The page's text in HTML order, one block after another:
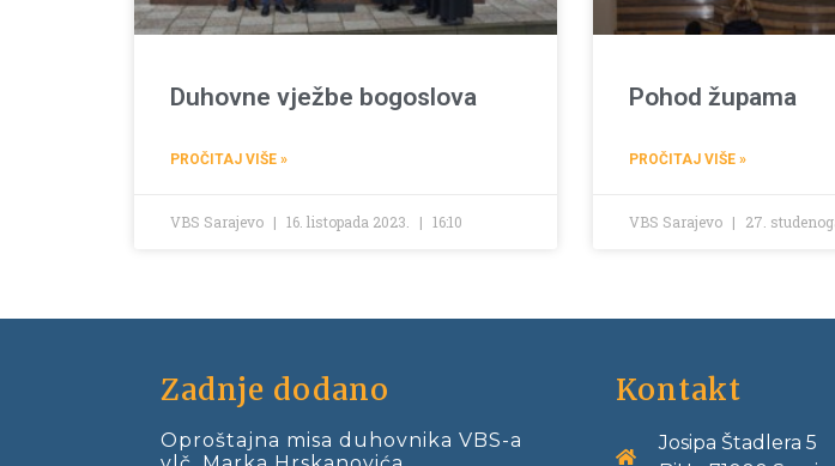
Duhovne vježbe bogoslova
PROČITAJ VIŠE »
VBS Sarajevo 16. listopada 2023. 16:10
Pohod župama
PROČITAJ VIŠE »
VBS Sarajevo 27.
Zadnje dodano
Oproštajna misa duhovnika VBS-a
Kontakt
Josipa Štadlera 5